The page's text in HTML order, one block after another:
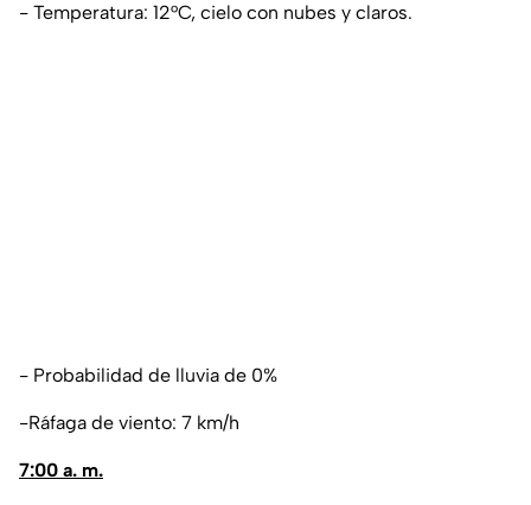
- Temperatura: 12°C, cielo con nubes y claros.
- Probabilidad de lluvia de 0%
-Ráfaga de viento: 7 km/h
7:00 a. m.